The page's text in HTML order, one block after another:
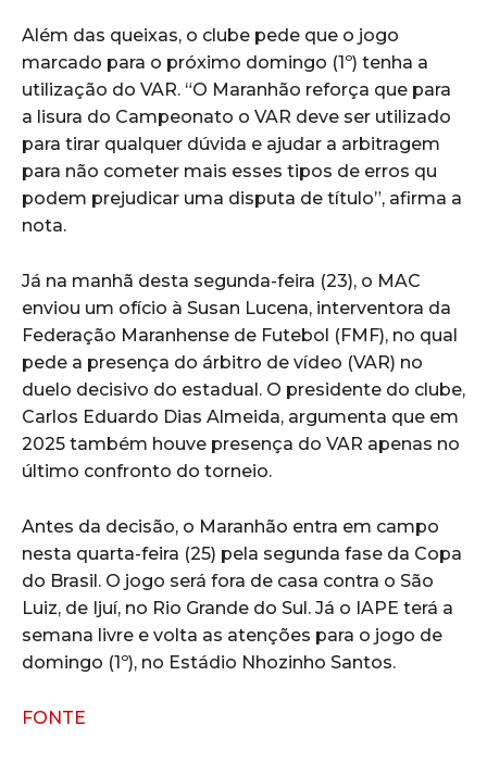
Além das queixas, o clube pede que o jogo
marcado para o próximo domingo (1º) tenha a
utilização do VAR. “O Maranhão reforça que para
a lisura do Campeonato o VAR deve ser utilizado
para tirar qualquer dúvida e ajudar a arbitragem
para não cometer mais esses tipos de erros qu
podem prejudicar uma disputa de título”, afirma a
nota.
Já na manhã desta segunda-feira (23), o MAC
enviou um ofício à Susan Lucena, interventora da
Federação Maranhense de Futebol (FMF), no qual
pede a presença do árbitro de vídeo (VAR) no
duelo decisivo do estadual. O presidente do clube,
Carlos Eduardo Dias Almeida, argumenta que em
2025 também houve presença do VAR apenas no
último confronto do torneio.
Antes da decisão, o Maranhão entra em campo
nesta quarta-feira (25) pela segunda fase da Copa
do Brasil. O jogo será fora de casa contra o São
Luiz, de Ijuí, no Rio Grande do Sul. Já o IAPE terá a
semana livre e volta as atenções para o jogo de
domingo (1º), no Estádio Nhozinho Santos.
FONTE